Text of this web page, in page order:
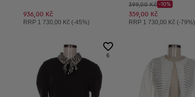
936,00 Kč
Doporučená cena:
RRP 1 730,00 Kč (-45%)
Původní cena:
399,00 Kč
Discount Price:
-10%
Snížená cena:
359,00 Kč
Doporučená cena:
RRP 1 730,00 Kč (-79%)
6